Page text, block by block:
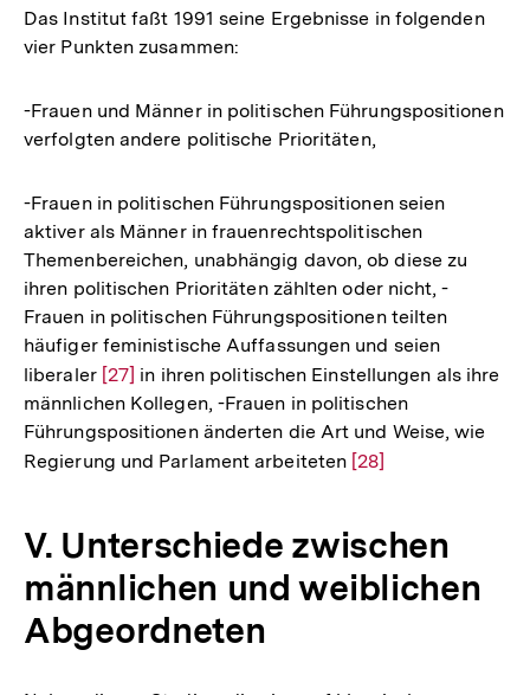
der
Fußnote
Das Institut faßt 1991 seine Ergebnisse in folgenden
vier Punkten zusammen:
-Frauen und Männer in politischen Führungspositionen
verfolgten andere politische Prioritäten,
-Frauen in politischen Führungspositionen seien
aktiver als Männer in frauenrechtspolitischen
Themenbereichen, unabhängig davon, ob diese zu
ihren politischen Prioritäten zählten oder nicht, -
Frauen in politischen Führungspositionen teilten
häufiger feministische Auffassungen und seien
liberaler Zur
Auflösung
der
Fußnote
[27] in ihren politischen Einstellungen als ihre
männlichen Kollegen, -Frauen in politischen
Führungspositionen änderten die Art und Weise, wie
Regierung und Parlament arbeiteten Zur
Fußnote
[28]
V. Unterschiede zwischen
männlichen und weiblichen
Abgeordneten